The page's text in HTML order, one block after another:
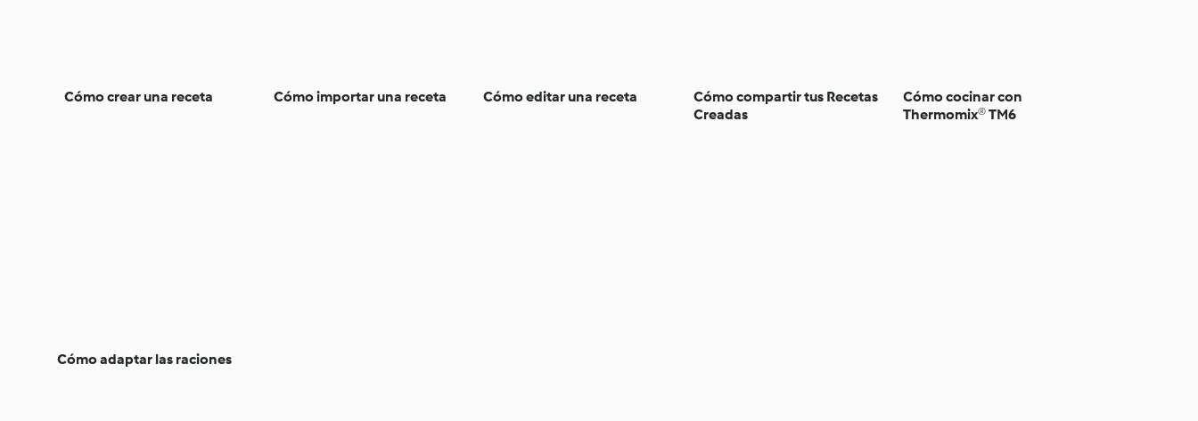
Cómo crear una receta Cómo importar una receta Cómo editar una receta
Cómo compartir tus Recetas
Creadas
Cómo cocinar con
Thermomix® TM6
Cómo adaptar las raciones